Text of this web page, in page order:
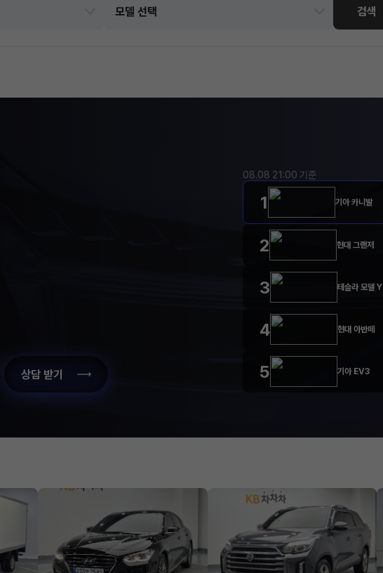
검색
상담 받기
08.08 21:00 기준
1 기아 카니발
2 현대 그랜저
3 테슬라 모델 Y
4 현대 아반떼
5 기아 EV3